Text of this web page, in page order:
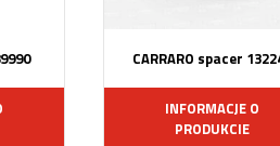
CARRARO spacer
INFORMACJE O
PRODUKCIE